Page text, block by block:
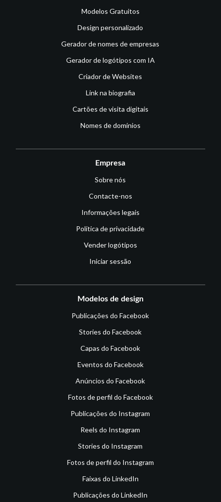
Modelos Gratuitos
Design personalizado
Gerador de nomes de empresas
Gerador de logótipos com IA
Criador de Websites
Link na biografia
Cartões de visita digitais
Nomes de domínios
Empresa
Sobre nós
Contacte-nos
Informações legais
Política de privacidade
Vender logótipos
Iniciar sessão
Modelos de design
Publicações do Facebook
Stories do Facebook
Capas do Facebook
Eventos do Facebook
Anúncios do Facebook
Fotos de perfil do Facebook
Publicações do Instagram
Reels do Instagram
Stories do Instagram
Fotos de perfil do Instagram
Faixas do LinkedIn
Publicações do LinkedIn